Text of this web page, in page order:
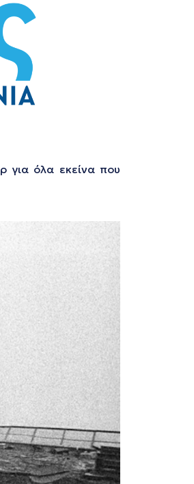
για όλα εκείνα που